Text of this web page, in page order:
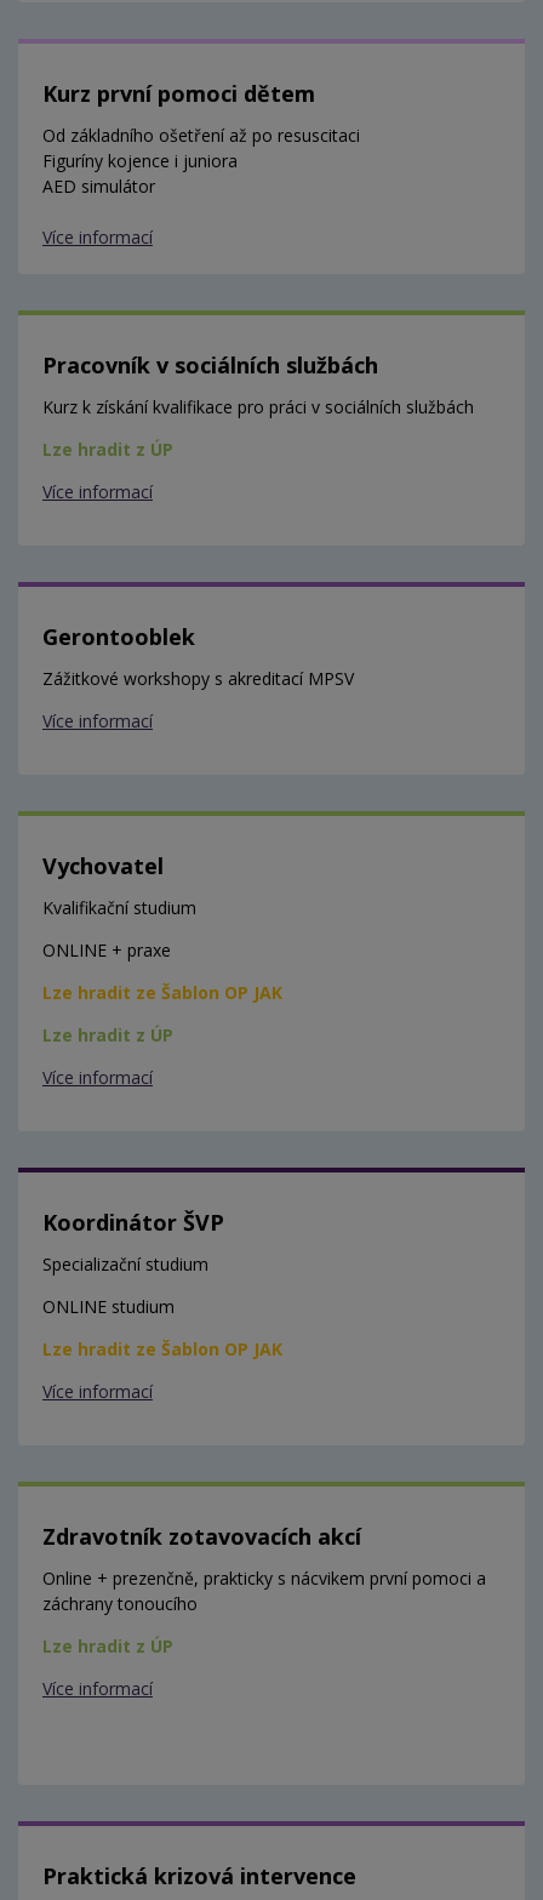
Kurz první pomoci dětem
Od základního ošetření až po resuscitaci
Figuríny kojence i juniora
AED simulátor
Více informací
Pracovník v sociálních službách
Kurz k získání kvalifikace pro práci v sociálních službách
Lze hradit z ÚP
Více informací
Gerontooblek
Zážitkové workshopy s akreditací MPSV
Více informací
Vychovatel
Kvalifikační studium
ONLINE + praxe
Lze hradit ze Šablon OP JAK
Lze hradit z ÚP
Více informací
Koordinátor ŠVP
Specializační studium
ONLINE studium
Lze hradit ze Šablon OP JAK
Více informací
Zdravotník zotavovacích akcí
Online + prezenčně, prakticky s nácvikem první pomoci a
záchrany tonoucího
Lze hradit z ÚP
Více informací
Praktická krizová intervence